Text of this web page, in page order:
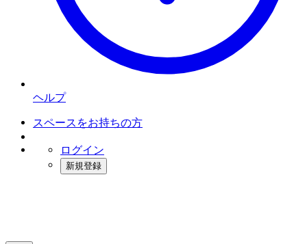
ヘルプ
スペースをお持ちの方
ログイン
新規登録